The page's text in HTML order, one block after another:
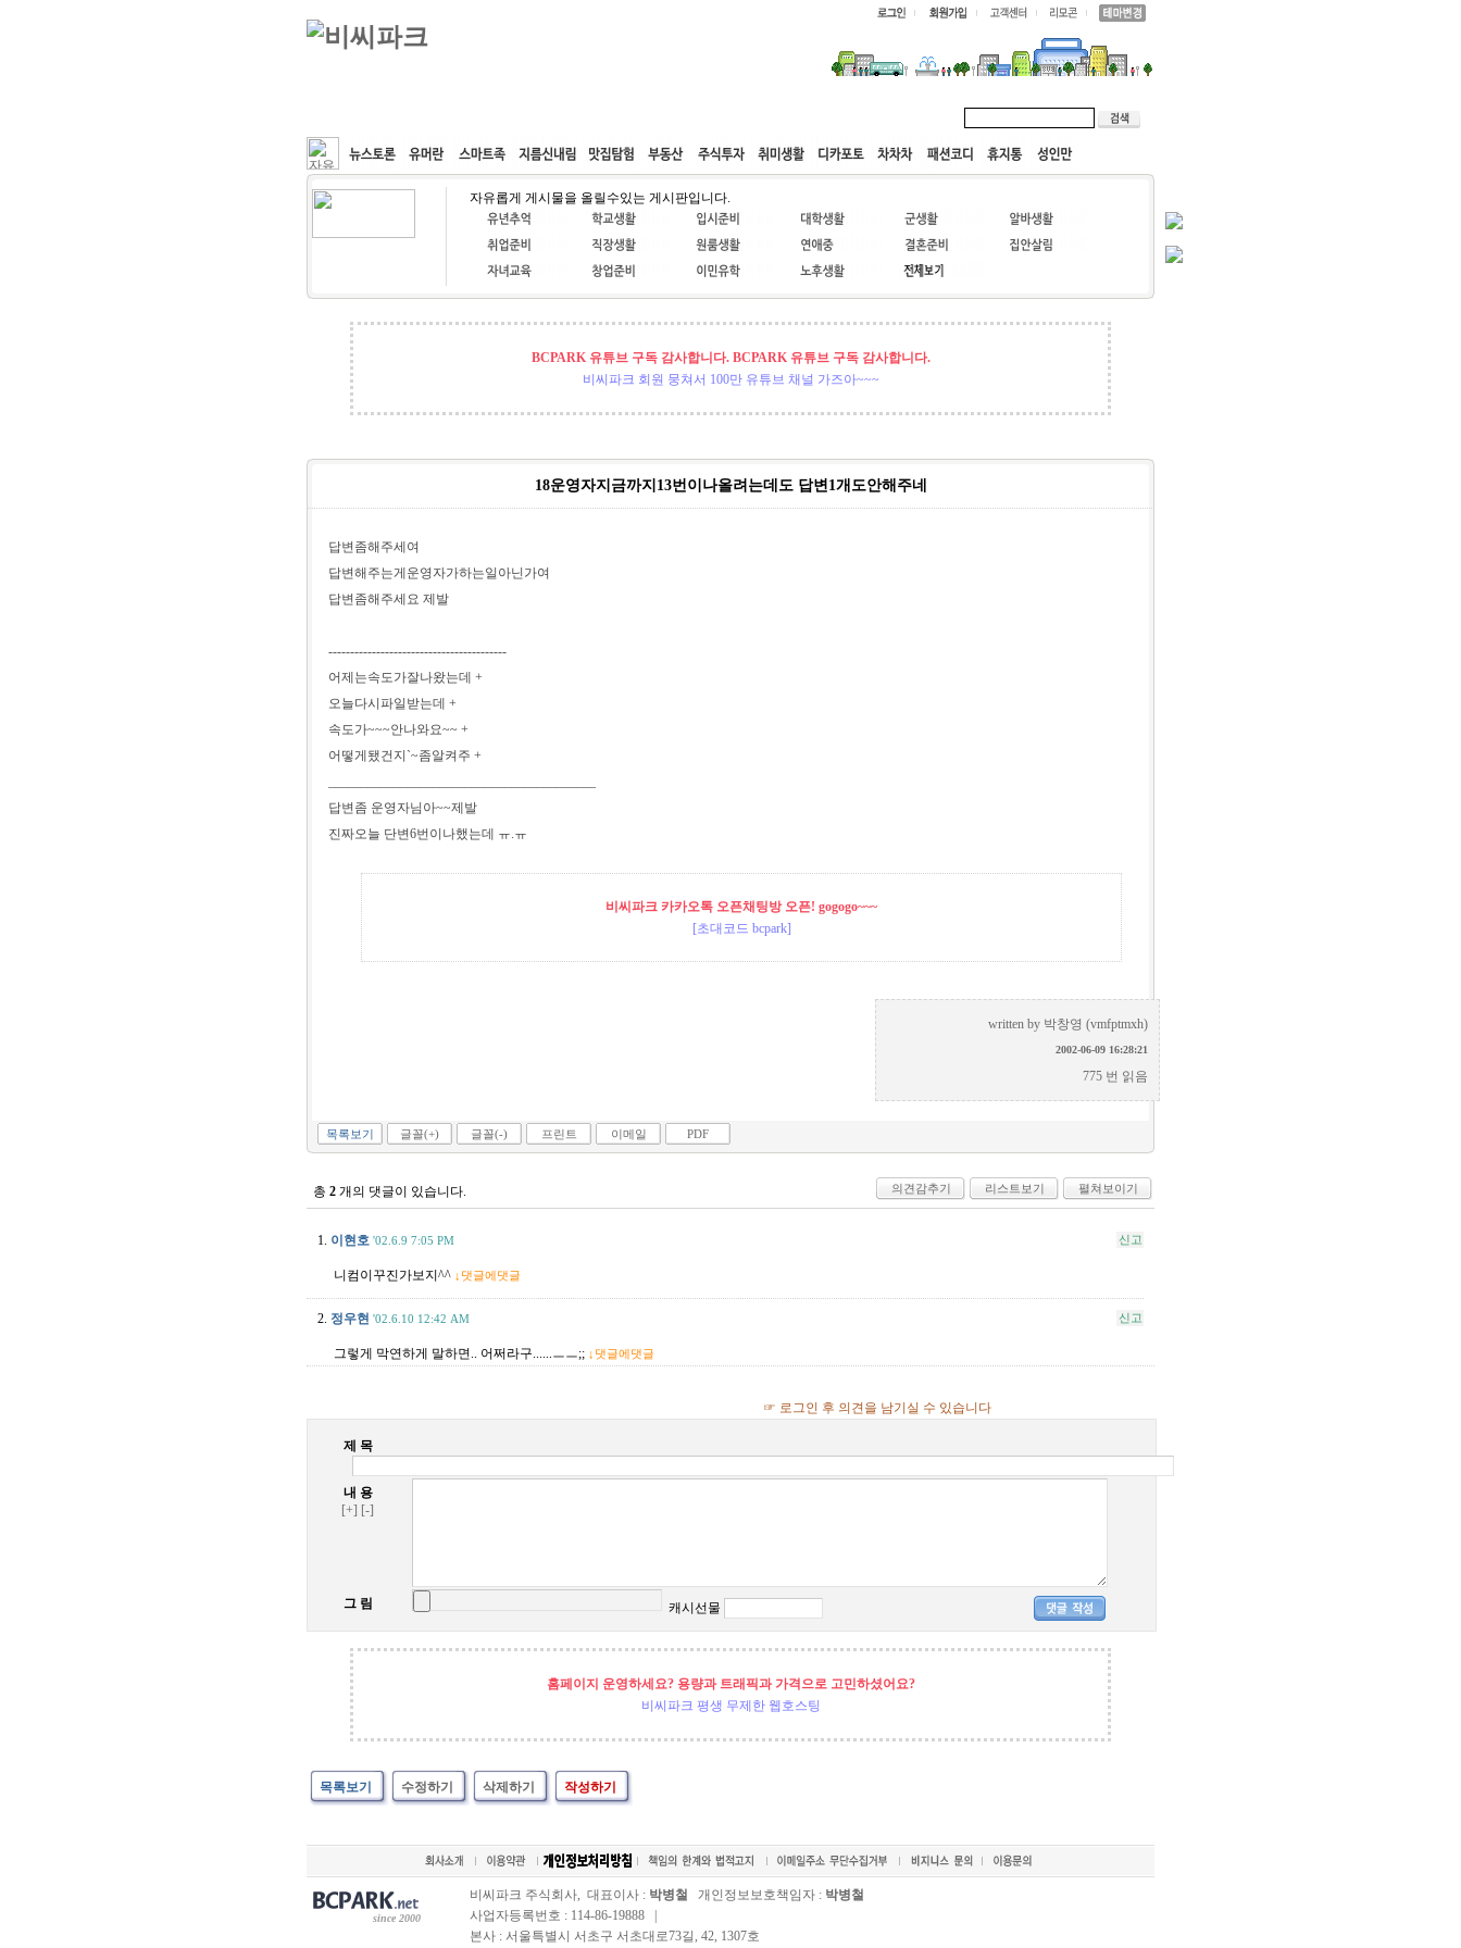
커뮤니티 속도패치 웹호스팅 공동구매 고객센터
자유롭게 게시물을 올릴수있는 게시판입니다.
BCPARK 유튜브 구독 감사합니다. BCPARK 유튜브 구독 감사합니다.
비씨파크 회원 뭉쳐서 100만 유튜브 채널 가즈아~~~
18운영자지금까지13번이나올려는데도 답변1개도안해주네
답변좀해주세여
답변해주는게운영자가하는일아닌가여
답변좀해주세요 제발
-----------------------------------------
어제는속도가잘나왔는데 +
오늘다시파일받는데 +
속도가~~~안나와요~~ +
어떻게됐건지`~좀알켜주 +
답변좀 운영자님아~~제발
진짜오늘 단변6번이나했는데 ㅠ.ㅠ
비씨파크 카카오톡 오픈채팅방 오픈! gogogo~~~
[초대코드 bcpark]
written by 박창영 (vmfptmxh)
2002-06-09 16:28:21
775 번 읽음
목록보기 글꼴(+) 글꼴(-) 프린트 이메일 PDF
총 2 개의 댓글이 있습니다. 의견감추기 리스트보기 펼쳐보이기
1. 이현호 '02.6.9 7:05 PM 신고
니컴이꾸진가보지^^ ↓댓글에댓글
2. 정우현 '02.6.10 12:42 AM 신고
그렇게 막연하게 말하면.. 어쩌라구......ㅡㅡ;; ↓댓글에댓글
☞ 로그인 후 의견을 남기실 수 있습니다
제 목
내 용
[+] [-]
그 림 캐시선물
홈페이지 운영하세요? 용량과 트래픽과 가격으로 고민하셨어요?
비씨파크 평생 무제한 웹호스팅
목록보기 수정하기 삭제하기 작성하기
since 2000
비씨파크 주식회사, 대표이사 : 박병철 개인정보보호책임자 : 박병철
사업자등록번호 : 114-86-19888 |
본사 : 서울특별시 서초구 서초대로73길, 42, 1307호